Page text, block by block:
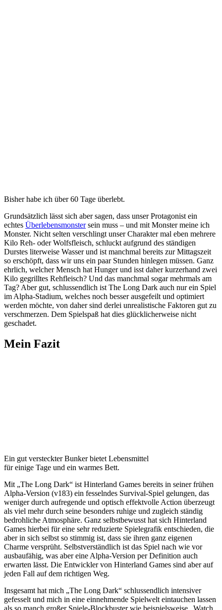
Bisher habe ich über 60 Tage überlebt.
Grundsätzlich lässt sich aber sagen, dass unser Protagonist ein
echtes Überlebensmonstersein muss – und mit Monster meine ich
Monster. Nicht selten verschlingt unser Charakter mal eben mehrere
Kilo Reh- oder Wolfsfleisch, schluckt aufgrund des ständigen
Durstes literweise Wasser und ist manchmal bereits zur Mittagszeit
so erschöpft, dass wir uns ein paar Stunden hinlegen müssen. Ganz
ehrlich, welcher Mensch hat Hunger und isst daher kurzerhand zwei
Kilo gegrilltes Rehfleisch? Und das manchmal sogar mehrmals am
Tag? Aber gut, schlussendlich ist The Long Dark auch nur ein Spiel
im Alpha-Stadium, welches noch besser ausgefeilt und optimiert
werden möchte, von daher sind derlei unrealistische Faktoren gut zu
verschmerzen. Dem Spielspaß hat dies glücklicherweise nicht
geschadet.
Mein Fazit
Ein gut versteckter Bunker bietet Lebensmittel
für einige Tage und ein warmes Bett.
Mit „The Long Dark“ ist Hinterland Games bereits in seiner frühen
Alpha-Version (v183) ein fesselndes Survival-Spiel gelungen, das
weniger durch aufregende und optisch effektvolle Action überzeugt
als viel mehr durch seine besonders ruhige und zugleich ständig
bedrohliche Atmosphäre. Ganz selbstbewusst hat sich Hinterland
Games hierbei für eine sehr reduzierte Spielegrafik entschieden, die
aber in sich selbst so stimmig ist, dass sie ihren ganz eigenen
Charme versprüht. Selbstverständlich ist das Spiel nach wie vor
ausbaufähig, was aber eine Alpha-Version per Definition auch
erwarten lässt. Die Entwickler von Hinterland Games sind aber auf
jeden Fall auf dem richtigen Weg.
Insgesamt hat mich „The Long Dark“ schlussendlich intensiver
gefesselt und mich in eine einnehmende Spielwelt eintauchen lassen